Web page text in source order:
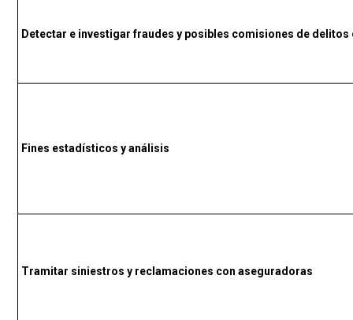
Detectar e investigar fraudes y posibles comisiones de
Fines estadísticos y análisis
Tramitar siniestros y reclamaciones con aseguradoras